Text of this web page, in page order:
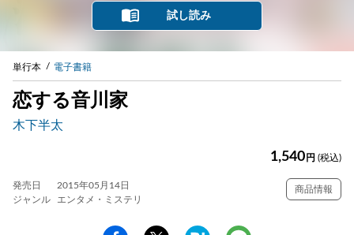
試し読み
単行本 電子書籍
恋する音川家
木下半太
1,540 円 (税込)
発売日
2015年05月14日
ジャンル
エンタメ・ミステリ
商品情報